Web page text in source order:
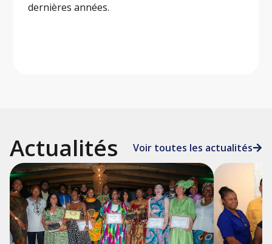
dernières années.
Actualités Voir toutes les actualités